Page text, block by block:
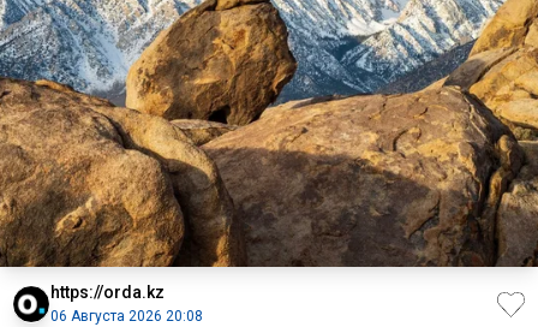
https://orda.kz
06 Августа 2026 20:08